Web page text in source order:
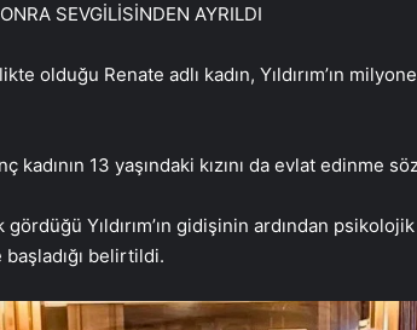
SEVGİLİSİNDEN AYRILDI
olduğu Renate adlı kadın, Yıldırım’ın
kadının 13 yaşındaki kızını da evlat edinme
gördüğü Yıldırım’ın gidişinin ardından
belirtildi.